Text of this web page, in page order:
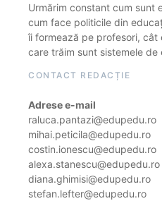
Urmărim constant cum sunt
cum face politicile din
îi formează pe profesori, cât
care trăim sunt sistemele
CONTACT REDACȚIE
Adrese e-mail
raluca.pantazi@edupedu.ro
mihai.peticila@edupedu.ro
costin.ionescu@edupedu.ro
alexa.stanescu@edupedu.ro
diana.ghimisi@edupedu.ro
stefan.lefter@edupedu.ro